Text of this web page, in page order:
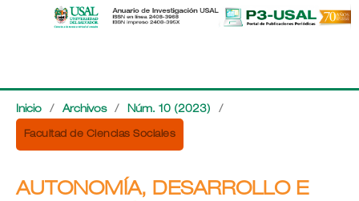
Inicio / Archivos / Núm. 10 (2023) /
Facultad de Ciencias Sociales
AUTONOMÍA, DESARROLLO E